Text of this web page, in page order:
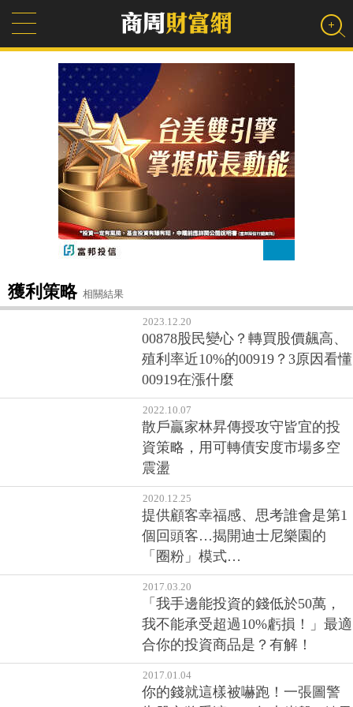
獲利策略 相關結果
2023.12.20
00878股民變心？轉買股價飆高、
殖利率近10%的00919？3原因看懂
00919在漲什麼
2022.10.07
散戶贏家林昇傳授攻守皆宜的投
資策略，用可轉債安度市場多空
震盪
2020.12.25
提供顧客幸福感、思考誰會是第1
個回頭客…揭開迪士尼樂園的
「圈粉」模式…
2017.03.20
「我手邊能投資的錢低於50萬，
我不能承受超過10%虧損！」最適
合你的投資商品是？有解！
2017.01.04
你的錢就這樣被嚇跑！一張圖警